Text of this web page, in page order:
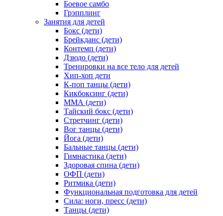
Боевое самбо
Грэпплинг
Занятия для детей
Бокс (дети)
Брейкданс (дети)
Контемп (дети)
Дзюдо (дети)
Тренировки на все тело для детей
Хип-хоп дети
К-поп танцы (дети)
Кикбоксинг (дети)
ММА (дети)
Тайский бокс (дети)
Стретчинг (дети)
Вог танцы (дети)
Йога (дети)
Бальные танцы (дети)
Гимнастика (дети)
Здоровая спина (дети)
ОФП (дети)
Ритмика (дети)
Функциональная подготовка для детей
Сила: ноги, пресс (дети)
Танцы (дети)